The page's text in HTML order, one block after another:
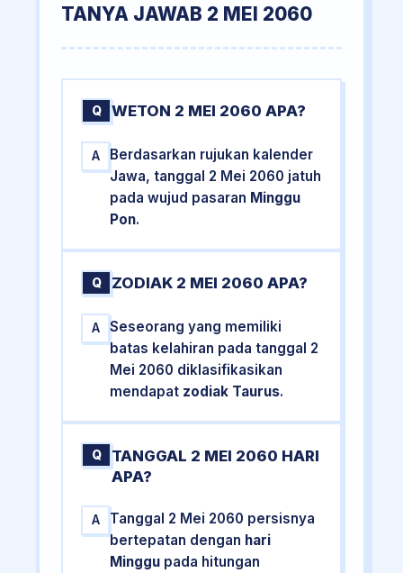
TANYA JAWAB 2 MEI 2060
Q WETON 2 MEI 2060 APA?
A
Berdasarkan rujukan kalender
Jawa, tanggal 2 Mei 2060 jatuh
pada wujud pasaran Minggu
Pon.
Q ZODIAK 2 MEI 2060 APA?
A
Seseorang yang memiliki
batas kelahiran pada tanggal 2
Mei 2060 diklasifikasikan
mendapat zodiak Taurus.
Q
TANGGAL 2 MEI 2060 HARI
APA?
A
Tanggal 2 Mei 2060 persisnya
bertepatan dengan hari
Minggu pada hitungan